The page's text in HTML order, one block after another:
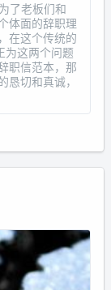
了老板们和
体面的辞职理
在这个传统的
为这两个问题
职信范本，那
切和真诚，